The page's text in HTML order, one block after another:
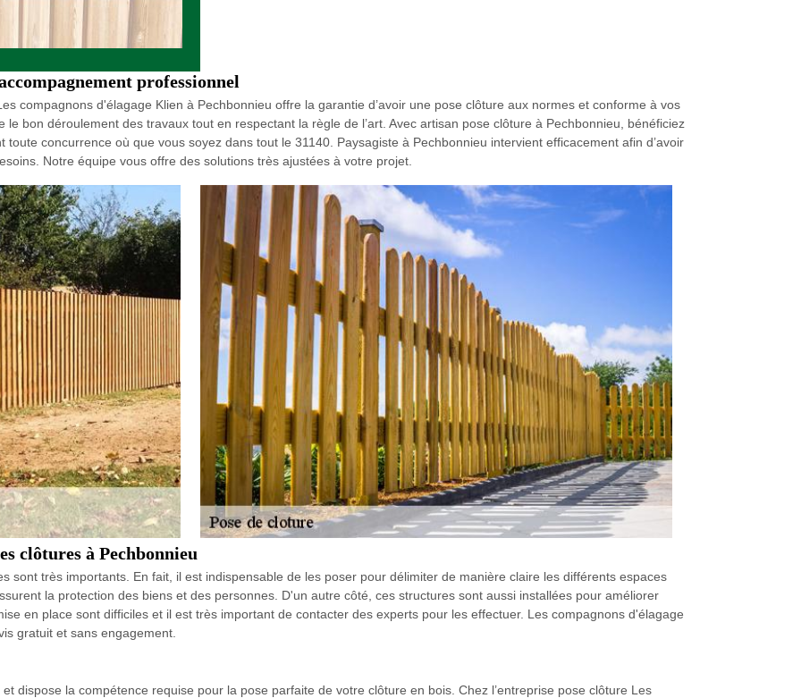
professionnel
compagnons d'élagage Klien à Pechbonnieu offre la garantie d’avoir une pose clôture aux normes et conforme à vos
bon déroulement des travaux tout en respectant la règle de l’art. Avec artisan pose clôture à Pechbonnieu, bénéficiez
toute concurrence où que vous soyez dans tout le 31140. Paysagiste à Pechbonnieu intervient efficacement afin d’avoir
Notre équipe vous offre des solutions très ajustées à votre projet.
clôtures à Pechbonnieu
sont très importants. En fait, il est indispensable de les poser pour délimiter de manière claire les différents espaces
la protection des biens et des personnes. D'un autre côté, ces structures sont aussi installées pour améliorer
en place sont difficiles et il est très important de contacter des experts pour les effectuer. Les compagnons d'élagage
gratuit et sans engagement.
dispose la compétence requise pour la pose parfaite de votre clôture en bois. Chez l’entreprise pose clôture Les